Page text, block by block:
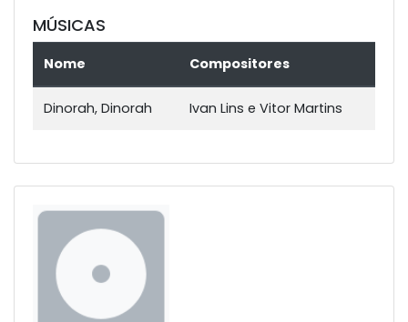
MÚSICAS
Nome Compositores
Dinorah, Dinorah Ivan Lins e Vitor Martins